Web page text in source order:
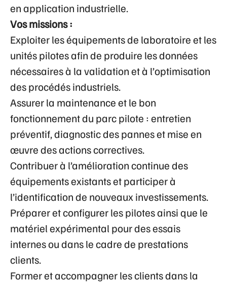
en application industrielle.
Vos missions :
Exploiter les équipements de laboratoire et les
unités pilotes afin de produire les données
nécessaires à la validation et à l’optimisation
des procédés industriels.
Assurer la maintenance et le bon
fonctionnement du parc pilote : entretien
préventif, diagnostic des pannes et mise en
œuvre des actions correctives.
Contribuer à l’amélioration continue des
équipements existants et participer à
l’identification de nouveaux investissements.
Préparer et configurer les pilotes ainsi que le
matériel expérimental pour des essais
internes ou dans le cadre de prestations
clients.
Former et accompagner les clients dans la